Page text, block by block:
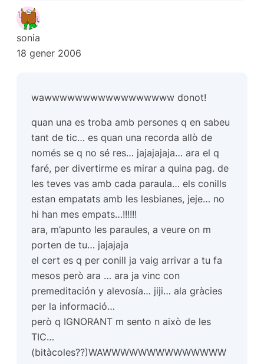
sonia
18 gener 2006
wawwwwwwwwwwwwwwwww donot!
quan una es troba amb persones q en sabeu
tant de tic… es quan una recorda allò de
només se q no sé res… jajajajaja… ara el q
faré, per divertirme es mirar a quina pag. de
les teves vas amb cada paraula… els conills
estan empatats amb les lesbianes, jeje… no
hi han mes empats…!!!!!!
ara, m’apunto les paraules, a veure on m
porten de tu… jajajaja
el cert es q per conill ja vaig arrivar a tu fa
mesos però ara … ara ja vinc con
premeditación y alevosía… jiji… ala gràcies
per la informació…
però q IGNORANT m sento n això de les
TIC…
(bitàcoles??)WAWWWWWWWWWWWWWW